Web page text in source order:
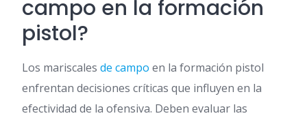
campo en la formación
pistol?
Los mariscales de campo en la formación pistol
enfrentan decisiones críticas que influyen en la
efectividad de la ofensiva. Deben evaluar las